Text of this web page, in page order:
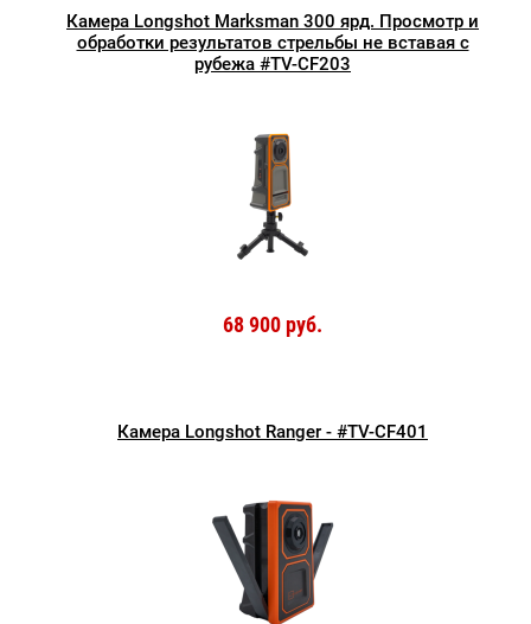
Камера Longshot Marksman 300 ярд. Просмотр и
обработки результатов стрельбы не вставая с
рубежа #TV-CF203
68 900 руб.
Камера Longshot Ranger - #TV-CF401